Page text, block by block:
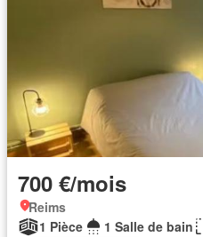
700 €/mois
Reims
1 Pièce
1 Salle de bain